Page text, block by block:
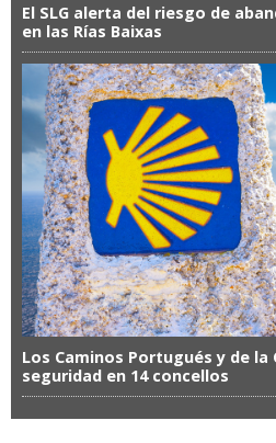
El SLG alerta del riesgo de
en las Rías Baixas
Los Caminos Portugués y de
seguridad en 14 concellos